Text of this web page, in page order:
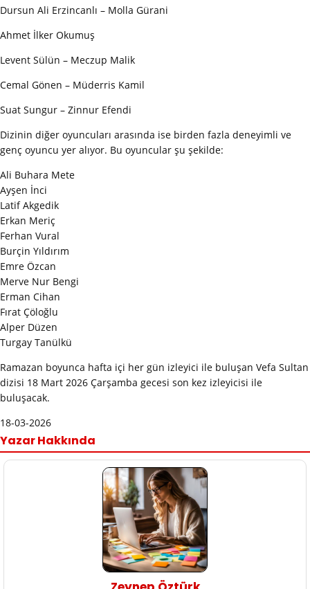
Dursun Ali Erzincanlı – Molla Gürani
Ahmet İlker Okumuş
Levent Sülün – Meczup Malik
Cemal Gönen – Müderris Kamil
Suat Sungur – Zinnur Efendi
Dizinin diğer oyuncuları arasında ise birden fazla deneyimli ve
genç oyuncu yer alıyor. Bu oyuncular şu şekilde:
Ali Buhara Mete
Ayşen İnci
Latif Akgedik
Erkan Meriç
Ferhan Vural
Burçin Yıldırım
Emre Özcan
Merve Nur Bengi
Erman Cihan
Fırat Çöloğlu
Alper Düzen
Turgay Tanülkü
Ramazan boyunca hafta içi her gün izleyici ile buluşan Vefa Sultan
dizisi 18 Mart 2026 Çarşamba gecesi son kez izleyicisi ile
buluşacak.
18-03-2026
Yazar Hakkında